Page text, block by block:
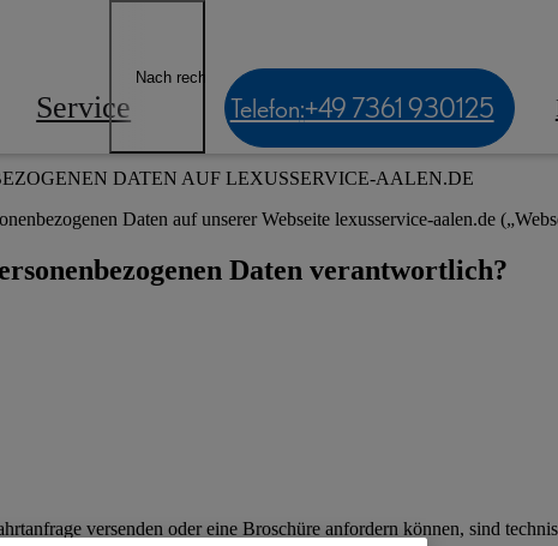
Service News & Events
Nach rechts scrollen
Telefon:+49 7361 930125
DATEN AUF LEXUSSERVICE-AALEN.DE
Daten auf unserer Webseite lexusservice-aalen.de
Daten verantwortlich?
versenden oder eine Broschüre anfordern können, sind